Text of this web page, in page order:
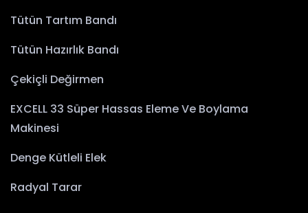
Tütün Tartım Bandı
Tütün Hazırlık Bandı
Çekiçli Değirmen
EXCELL 33 Süper Hassas Eleme Ve Boylama
Makinesi
Denge Kütleli Elek
Radyal Tarar